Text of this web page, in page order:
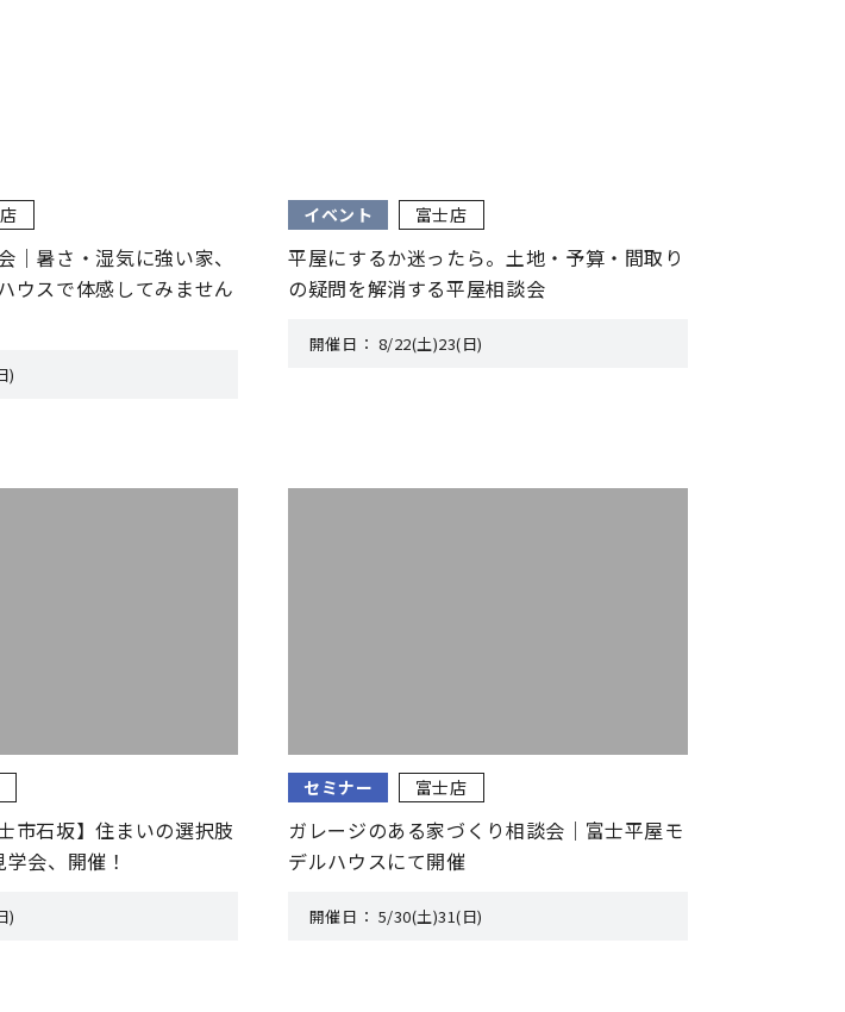
｜暑さ・湿気に強い家、
ウスで体感してみません
)
イベント 富士店
平屋にするか迷ったら。土地・予算・間取り
の疑問を解消する平屋相談会
開催日： 8/22(土)23(日)
市石坂】住まいの選択肢
会、開催！
)
セミナー 富士店
ガレージのある家づくり相談会｜富士平屋モ
デルハウスにて開催
開催日： 5/30(土)31(日)